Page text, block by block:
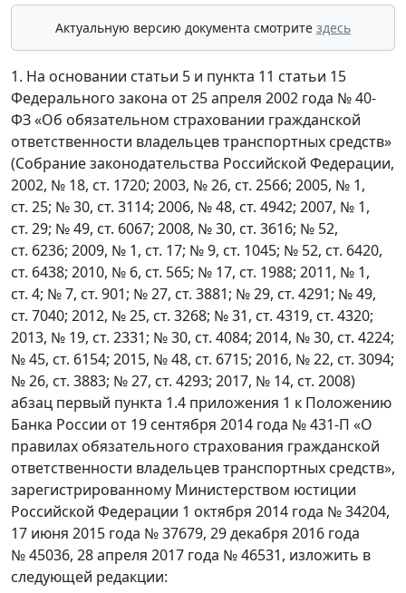
Актуальную версию документа смотрите здесь
1. На основании статьи 5 и пункта 11 статьи 15
Федерального закона от 25 апреля 2002 года № 40-
ФЗ «Об обязательном страховании гражданской
ответственности владельцев транспортных средств»
(Собрание законодательства Российской Федерации,
2002, № 18, ст. 1720; 2003, № 26, ст. 2566; 2005, № 1,
ст. 25; № 30, ст. 3114; 2006, № 48, ст. 4942; 2007, № 1,
ст. 29; № 49, ст. 6067; 2008, № 30, ст. 3616; № 52,
ст. 6236; 2009, № 1, ст. 17; № 9, ст. 1045; № 52, ст. 6420,
ст. 6438; 2010, № 6, ст. 565; № 17, ст. 1988; 2011, № 1,
ст. 4; № 7, ст. 901; № 27, ст. 3881; № 29, ст. 4291; № 49,
ст. 7040; 2012, № 25, ст. 3268; № 31, ст. 4319, ст. 4320;
2013, № 19, ст. 2331; № 30, ст. 4084; 2014, № 30, ст. 4224;
№ 45, ст. 6154; 2015, № 48, ст. 6715; 2016, № 22, ст. 3094;
№ 26, ст. 3883; № 27, ст. 4293; 2017, № 14, ст. 2008)
абзац первый пункта 1.4 приложения 1 к Положению
Банка России от 19 сентября 2014 года № 431-П «О
правилах обязательного страхования гражданской
ответственности владельцев транспортных средств»,
зарегистрированному Министерством юстиции
Российской Федерации 1 октября 2014 года № 34204,
17 июня 2015 года № 37679, 29 декабря 2016 года
№ 45036, 28 апреля 2017 года № 46531, изложить в
следующей редакции: